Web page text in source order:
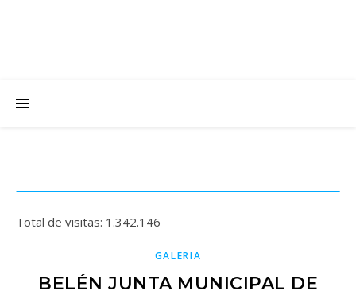
Total de visitas: 1.342.146
GALERIA
BELÉN JUNTA MUNICIPAL DE